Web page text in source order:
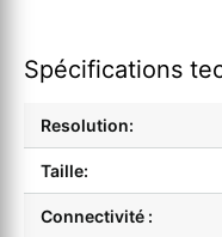
Spécifications
Resolution:
Taille:
Connectivité :